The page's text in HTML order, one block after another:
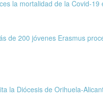
la mortalidad de la Covid-19
de 200 jóvenes Erasmus
la Diócesis de Orihuela-